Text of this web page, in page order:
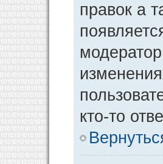
правок а
кто-то